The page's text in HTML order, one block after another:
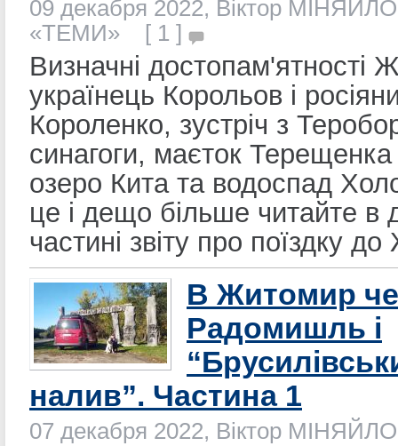
09 декабря 2022, Віктор
«ТЕМИ» [ 1 ]
Визначні достопам'ятності
українець Корольов і
Короленко, зустріч з
синагоги, маєток
озеро Кита та водоспад
це і дещо більше читайте в
частині звіту про поїздку
В Житомир
Радомишль і
налив”. Частина 1
07 декабря 2022, Віктор